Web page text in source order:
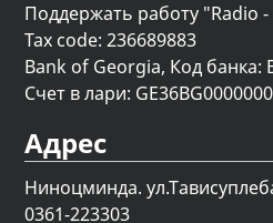
Поддержать работу "Radio -
Tax code: 236689883
Bank of Georgia, Код банка:
Счет в лари:
Адрес
Ниноцминда.
0361-223303